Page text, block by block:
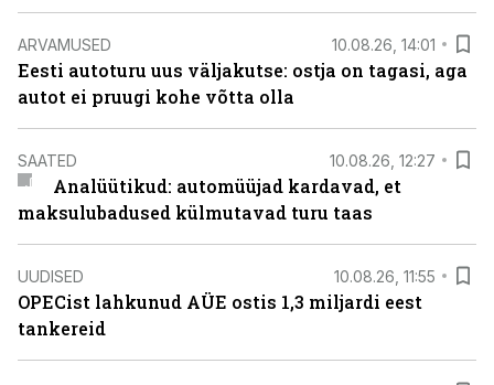
ARVAMUSED 10.08.26, 14:01
Eesti autoturu uus väljakutse: ostja on tagasi, aga
autot ei pruugi kohe võtta olla
SAATED 10.08.26, 12:27
Analüütikud: automüüjad kardavad, et
maksulubadused külmutavad turu taas
UUDISED 10.08.26, 11:55
OPECist lahkunud AÜE ostis 1,3 miljardi eest
tankereid